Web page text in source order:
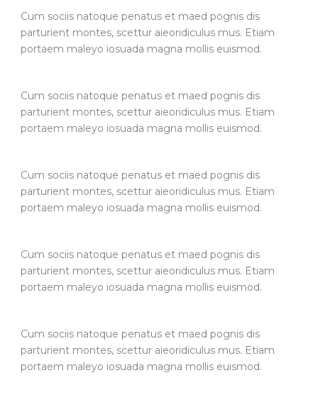
Cum sociis natoque penatus et maed pognis dis
parturient montes, scettur aieoridiculus mus. Etiam
portaem maleyo iosuada magna mollis euismod.
Cum sociis natoque penatus et maed pognis dis
parturient montes, scettur aieoridiculus mus. Etiam
portaem maleyo iosuada magna mollis euismod.
Cum sociis natoque penatus et maed pognis dis
parturient montes, scettur aieoridiculus mus. Etiam
portaem maleyo iosuada magna mollis euismod.
Cum sociis natoque penatus et maed pognis dis
parturient montes, scettur aieoridiculus mus. Etiam
portaem maleyo iosuada magna mollis euismod.
Cum sociis natoque penatus et maed pognis dis
parturient montes, scettur aieoridiculus mus. Etiam
portaem maleyo iosuada magna mollis euismod.